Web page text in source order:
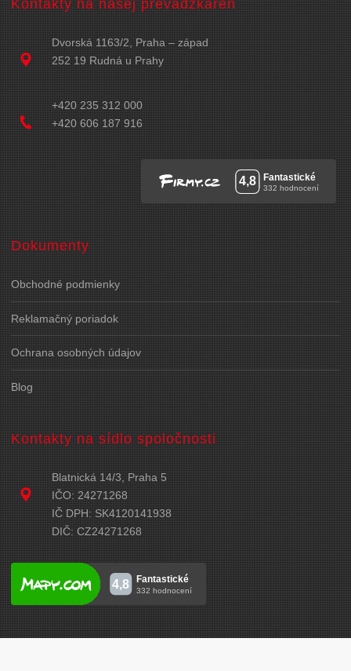
Kontakty na našej prevádzkareň
Dvorská 1163/2, Praha – západ
252 19 Rudná u Prahy
+420 235 312 000
+420 606 187 916
Dokumenty
Obchodné podmienky
Reklamačný poriadok
Ochrana osobných údajov
Blog
Kontakty na sídlo spoločnosti
Blatnická 14/3, Praha 5
IČO: 24271268
IČ DPH: SK4120141938
DIČ: CZ24271268